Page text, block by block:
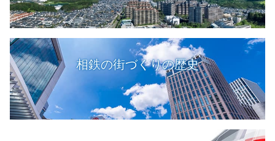
相鉄の街づくりの歴史